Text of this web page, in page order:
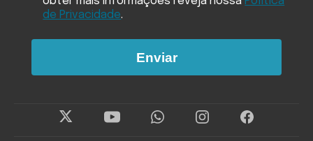
de Privacidade.
Enviar